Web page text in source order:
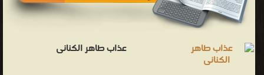
عذاب طاهر الكنانى